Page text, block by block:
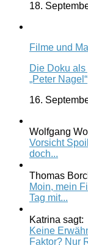
18.
Filme und
Die Doku als
„Peter Nagel“
16.
Wolfgang
Vorsicht
doch...
Thomas
Moin, mein
Tag mit...
Katrina sagt:
Keine
Faktor? Nur